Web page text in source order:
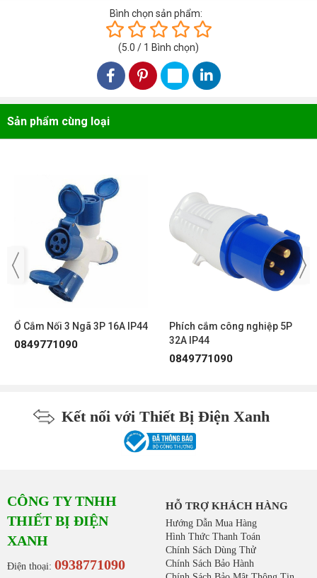
Bình chọn sản phẩm:
(5.0 / 1 Bình chọn)
Sản phẩm cùng loại
Ổ Cắm Nối 3 Ngã 3P 16A IP44
0849771090
Phích cắm công nghiệp 5P
32A IP44
0849771090
Kết nối với Thiết Bị Điện Xanh
CÔNG TY TNHH
THIẾT BỊ ĐIỆN
XANH
Điện thoại: 0938771090
HỖ TRỢ KHÁCH HÀNG
Hướng Dẫn Mua Hàng
Hình Thức Thanh Toán
Chính Sách Dùng Thử
Chính Sách Bảo Hành